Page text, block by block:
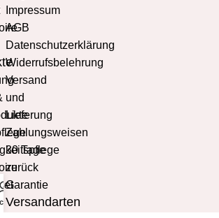
Impressum
AGB
Datenschutzerklärung
Widerrufsbelehrung
Versand
und
Lieferung
Zahlungsweisen
30 Tage
zurück
Garantie
Versandarten